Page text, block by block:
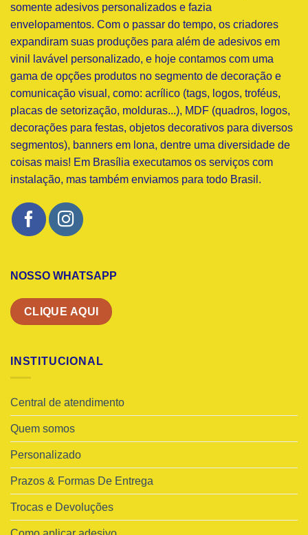
somente adesivos personalizados e fazia
envelopamentos. Com o passar do tempo, os criadores
expandiram suas produções para além de adesivos em
vinil lavável personalizado, e hoje contamos com uma
gama de opções produtos no segmento de decoração e
comunicação visual, como: acrílico (tags, logos, troféus,
placas de setorização, molduras...), MDF (quadros, logos,
decorações para festas, objetos decorativos para diversos
segmentos), banners em lona, dentre uma diversidade de
coisas mais! Em Brasília executamos os serviços com
instalação, mas também enviamos para todo Brasil.
NOSSO WHATSAPP
CLIQUE AQUI
INSTITUCIONAL
Central de atendimento
Quem somos
Personalizado
Prazos & Formas De Entrega
Trocas e Devoluções